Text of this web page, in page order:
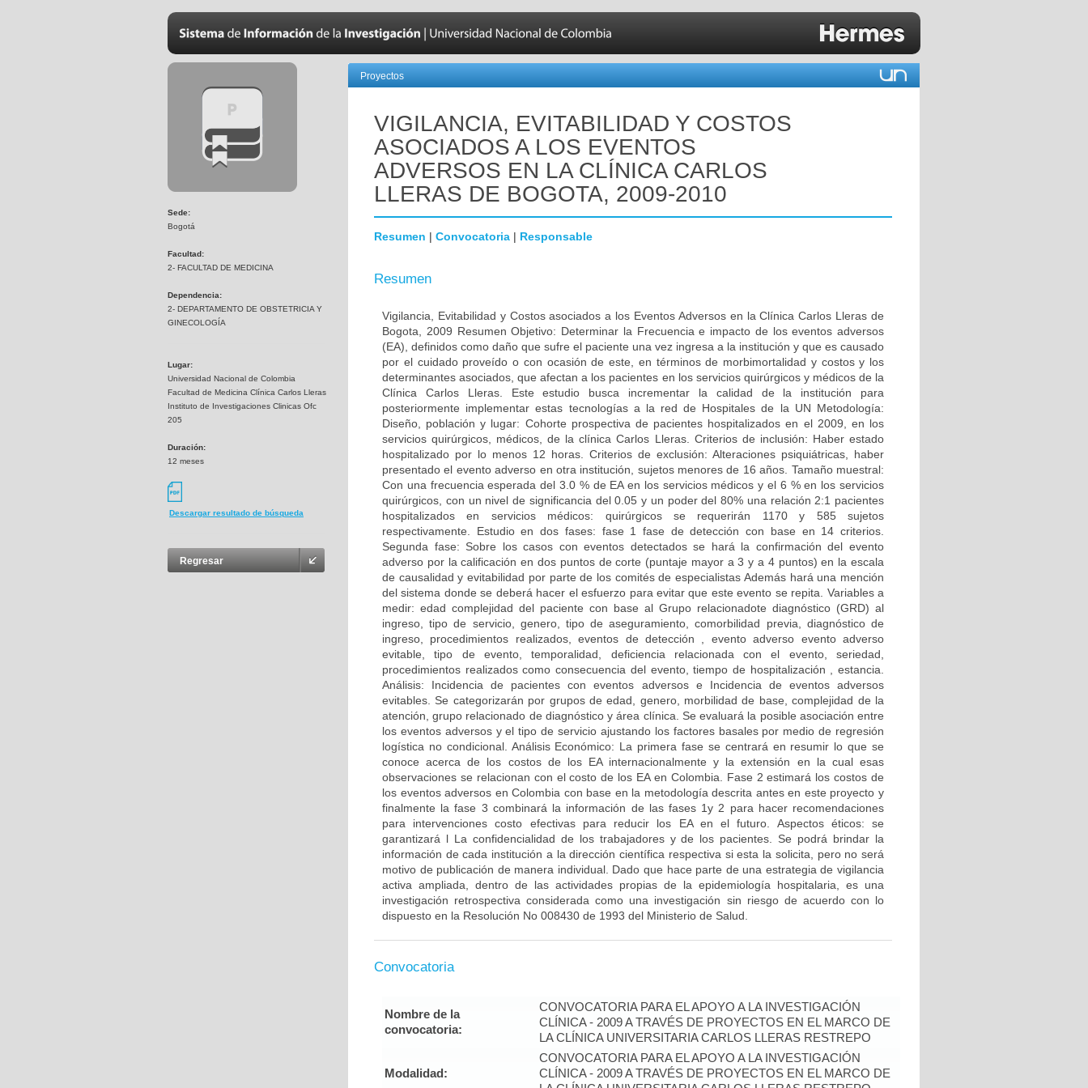
Sede:
Bogotá
Facultad:
2- FACULTAD DE MEDICINA
Dependencia:
2- DEPARTAMENTO DE OBSTETRICIA Y
GINECOLOGÍA
Lugar:
Universidad Nacional de Colombia
Facultad de Medicina Clínica Carlos Lleras
Instituto de Investigaciones Clinicas Ofc
205
Duración:
12 meses
Descargar resultado de búsqueda
Regresar
Proyectos
VIGILANCIA, EVITABILIDAD Y COSTOS
ASOCIADOS A LOS EVENTOS
ADVERSOS EN LA CLÍNICA CARLOS
LLERAS DE BOGOTA, 2009-2010
Resumen | Convocatoria | Responsable
Resumen
Vigilancia, Evitabilidad y Costos asociados a los Eventos Adversos en la Clínica Carlos Lleras de
Bogota, 2009 Resumen Objetivo: Determinar la Frecuencia e impacto de los eventos adversos
(EA), definidos como daño que sufre el paciente una vez ingresa a la institución y que es causado
por el cuidado proveído o con ocasión de este, en términos de morbimortalidad y costos y los
determinantes asociados, que afectan a los pacientes en los servicios quirúrgicos y médicos de la
Clínica Carlos Lleras. Este estudio busca incrementar la calidad de la institución para
posteriormente implementar estas tecnologías a la red de Hospitales de la UN Metodología:
Diseño, población y lugar: Cohorte prospectiva de pacientes hospitalizados en el 2009, en los
servicios quirúrgicos, médicos, de la clínica Carlos Lleras. Criterios de inclusión: Haber estado
hospitalizado por lo menos 12 horas. Criterios de exclusión: Alteraciones psiquiátricas, haber
presentado el evento adverso en otra institución, sujetos menores de 16 años. Tamaño muestral:
Con una frecuencia esperada del 3.0 % de EA en los servicios médicos y el 6 % en los servicios
quirúrgicos, con un nivel de significancia del 0.05 y un poder del 80% una relación 2:1 pacientes
hospitalizados en servicios médicos: quirúrgicos se requerirán 1170 y 585 sujetos
respectivamente. Estudio en dos fases: fase 1 fase de detección con base en 14 criterios.
Segunda fase: Sobre los casos con eventos detectados se hará la confirmación del evento
adverso por la calificación en dos puntos de corte (puntaje mayor a 3 y a 4 puntos) en la escala
de causalidad y evitabilidad por parte de los comités de especialistas Además hará una mención
del sistema donde se deberá hacer el esfuerzo para evitar que este evento se repita. Variables a
medir: edad complejidad del paciente con base al Grupo relacionadote diagnóstico (GRD) al
ingreso, tipo de servicio, genero, tipo de aseguramiento, comorbilidad previa, diagnóstico de
ingreso, procedimientos realizados, eventos de detección , evento adverso evento adverso
evitable, tipo de evento, temporalidad, deficiencia relacionada con el evento, seriedad,
procedimientos realizados como consecuencia del evento, tiempo de hospitalización , estancia.
Análisis: Incidencia de pacientes con eventos adversos e Incidencia de eventos adversos
evitables. Se categorizarán por grupos de edad, genero, morbilidad de base, complejidad de la
atención, grupo relacionado de diagnóstico y área clínica. Se evaluará la posible asociación entre
los eventos adversos y el tipo de servicio ajustando los factores basales por medio de regresión
logística no condicional. Análisis Económico: La primera fase se centrará en resumir lo que se
conoce acerca de los costos de los EA internacionalmente y la extensión en la cual esas
observaciones se relacionan con el costo de los EA en Colombia. Fase 2 estimará los costos de
los eventos adversos en Colombia con base en la metodología descrita antes en este proyecto y
finalmente la fase 3 combinará la información de las fases 1y 2 para hacer recomendaciones
para intervenciones costo efectivas para reducir los EA en el futuro. Aspectos éticos: se
garantizará l La confidencialidad de los trabajadores y de los pacientes. Se podrá brindar la
información de cada institución a la dirección científica respectiva si esta la solicita, pero no será
motivo de publicación de manera individual. Dado que hace parte de una estrategia de vigilancia
activa ampliada, dentro de las actividades propias de la epidemiología hospitalaria, es una
investigación retrospectiva considerada como una investigación sin riesgo de acuerdo con lo
dispuesto en la Resolución No 008430 de 1993 del Ministerio de Salud.
Convocatoria
Nombre de la
convocatoria:
CONVOCATORIA PARA EL APOYO A LA INVESTIGACIÓN
CLÍNICA - 2009 A TRAVÉS DE PROYECTOS EN EL MARCO DE
LA CLÍNICA UNIVERSITARIA CARLOS LLERAS RESTREPO
Modalidad:
CONVOCATORIA PARA EL APOYO A LA INVESTIGACIÓN
CLÍNICA - 2009 A TRAVÉS DE PROYECTOS EN EL MARCO DE